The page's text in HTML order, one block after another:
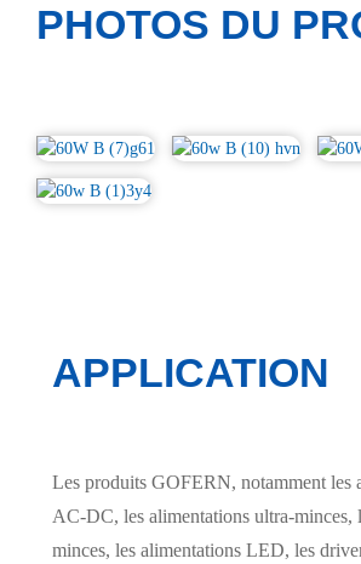
PHOTOS DU
APPLICATION
Les produits GOFERN, notamment les
AC-DC, les alimentations ultra-minces,
minces, les alimentations LED, les